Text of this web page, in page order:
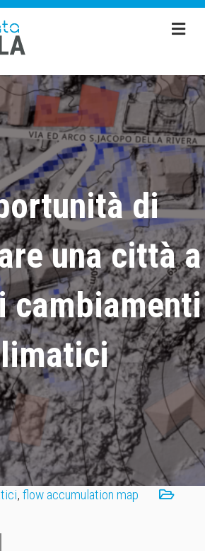
di
una città a
cambiamenti
, flow accumulation map